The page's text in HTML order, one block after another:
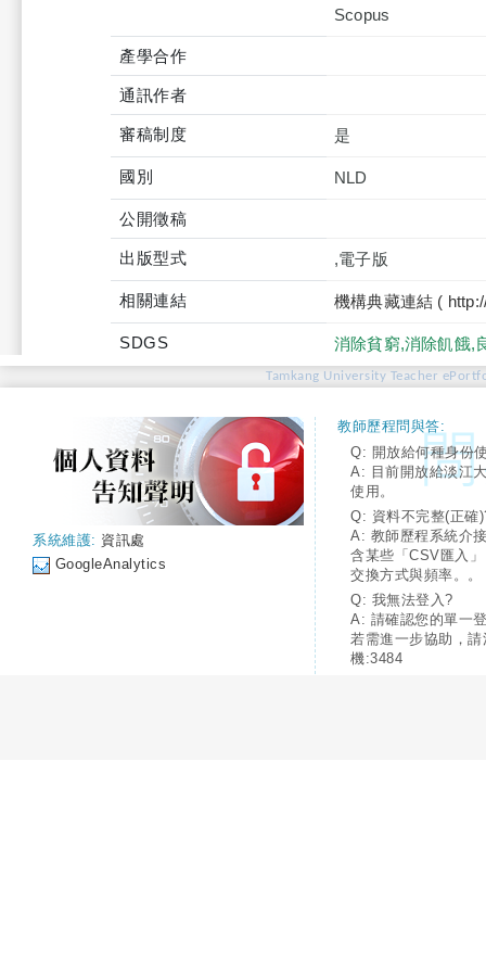
產學合作
通訊作者
審稿制度 是
國別 NLD
公開徵稿
出版型式 ,電子版
相關連結 機構典藏連結 (
SDGS 消除貧窮,消除飢餓,
Tamkang University Teacher
系統維護: 資訊處
GoogleAnalytics
教師歷程問與答:
Q: 開放給何種身份
A: 目前開放給淡江
使用。
Q: 資料不完整(正確
A: 教師歷程系統介
含某些「CSV匯入
交換方式與頻率。。
Q: 我無法登入?
A: 請確認您的單一
若需進一步協助，
機:3484